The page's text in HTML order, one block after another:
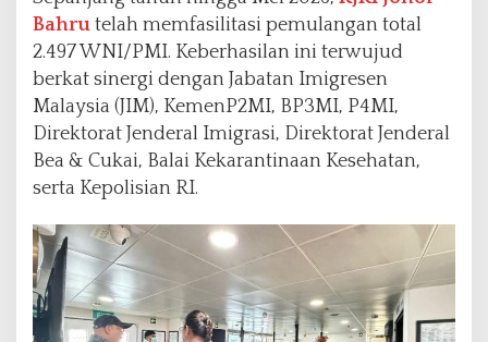
Bahru telah memfasilitasi pemulangan total
2.497 WNI/PMI. Keberhasilan ini terwujud
berkat sinergi dengan Jabatan Imigresen
Malaysia (JIM), KemenP2MI, BP3MI, P4MI,
Direktorat Jenderal Imigrasi, Direktorat Jenderal
Bea & Cukai, Balai Kekarantinaan Kesehatan,
serta Kepolisian RI.